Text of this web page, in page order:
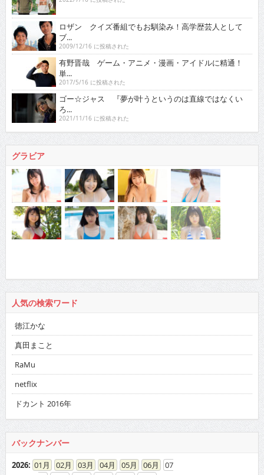
ロザン クイズ番組でもお馴染み！高学歴芸人として
ブ...
2009/12/16 に投稿された
有野晋哉 ゲーム・アニメ・漫画・アイドルに精通！
単...
2017/5/16 に投稿された
ゴー☆ジャス 『夢が叶うというのは直線ではなくい
ろ...
2021/11/16 に投稿された
グラビア
人気の検索ワード
徳江かな
真田まこと
RaMu
netflix
ドカント 2016年
バックナンバー
2026: 01 02 03 04 05 06
07